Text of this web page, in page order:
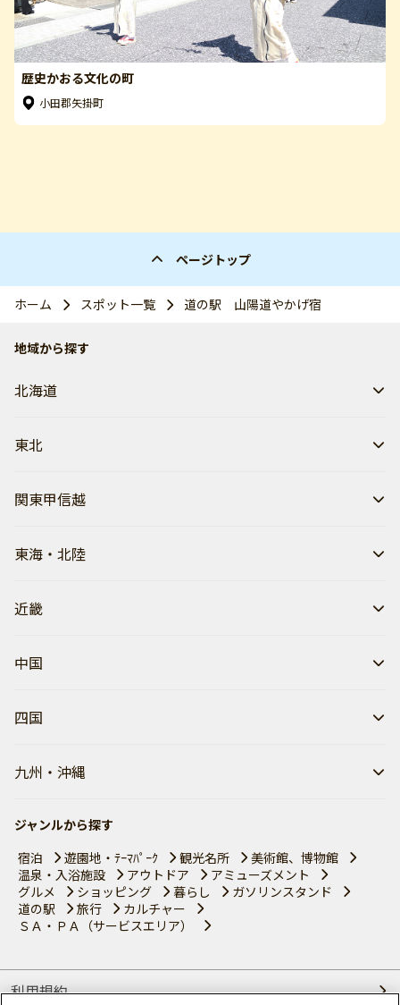
歴史かおる文化の町
小田郡矢掛町
ページトップ
ホーム スポット一覧 道の駅 山陽道やかげ宿
地域から探す
北海道
東北
関東甲信越
東海・北陸
近畿
中国
四国
九州・沖縄
ジャンルから探す
宿泊
遊園地・ﾃｰﾏﾊﾟｰｸ 観光名所
美術館、博物館
温泉・入浴施設
アウトドア
アミューズメント
グルメ
ショッピング 暮らし
ガソリンスタンド
道の駅
旅行
カルチャー
ＳＡ・ＰＡ（サービスエリア）
利用規約